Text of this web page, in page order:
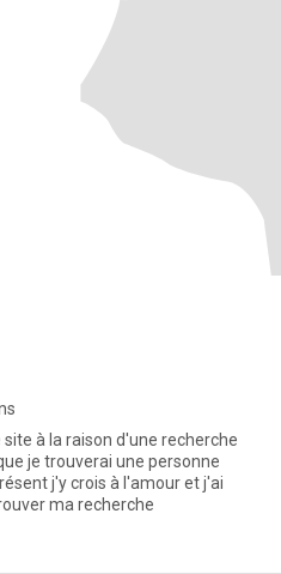
à la raison d'une recherche
je trouverai une personne
j'y crois à l'amour et j'ai
ma recherche